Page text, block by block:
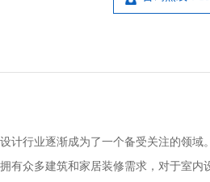
计行业逐渐成为了一个备受关注的领
有众多建筑和家居装修需求，对于室